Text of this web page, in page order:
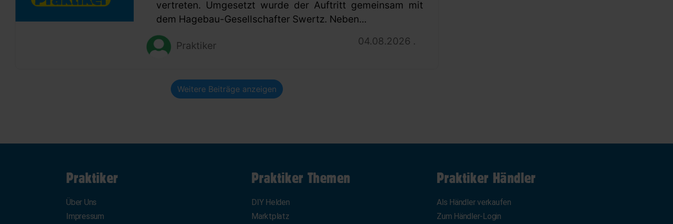
vertreten. Umgesetzt wurde der Auftritt gemeinsam mit
dem Hagebau-Gesellschafter Swertz. Neben...
Praktiker 04.08.2026 .
Weitere Beiträge anzeigen
Praktiker
Über Uns
Impressum
Praktiker Themen
DIY Helden
Marktplatz
Praktiker Händler
Als Händler verkaufen
Zum Händler-Login